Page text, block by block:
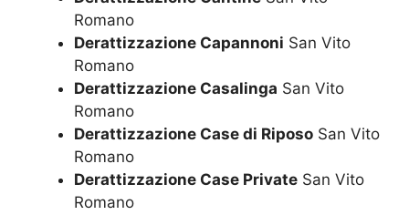
Romano
Derattizzazione Capannoni San Vito
Romano
Derattizzazione Casalinga San Vito
Romano
Derattizzazione Case di Riposo San Vito
Romano
Derattizzazione Case Private San Vito
Romano